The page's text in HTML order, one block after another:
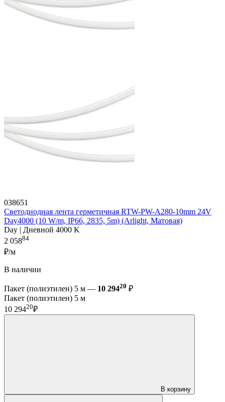
038651
Светодиодная лента герметичная RTW-PW-A280-10mm 24V
Day4000 (10 W/m, IP66, 2835, 5m) (Arlight, Матовая)
Day | Дневной 4000 K
2 05884
₽/м
В наличии
Пакет (полиэтилен) 5 м — 10 29420 ₽
Пакет (полиэтилен) 5 м
10 29420₽
В корзину